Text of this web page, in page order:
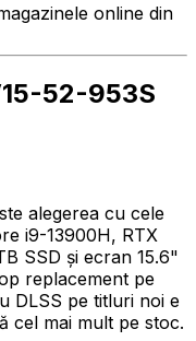
online din
52-953S
alegerea cu cele
i9-13900H, RTX
SSD și ecran 15.6"
replacement pe
DLSS pe titluri noi e
cel mai mult pe stoc.